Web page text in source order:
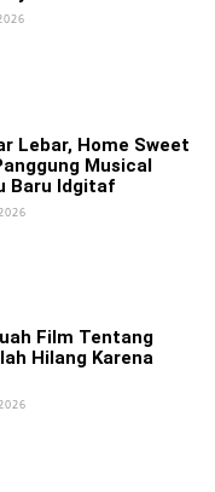
Lebar, Home Sweet
Musical
Baru Idgitaf
Film Tentang
Hilang Karena